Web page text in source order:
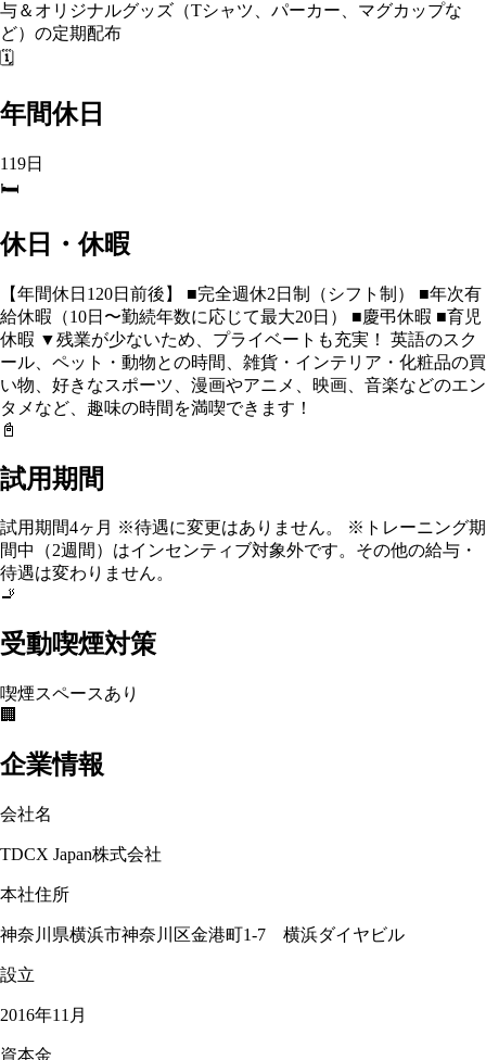
与＆オリジナルグッズ（Tシャツ、パーカー、マグカップな
ど）の定期配布
🗓️
年間休日
119日
🛏️
休日・休暇
【年間休日120日前後】 ■完全週休2日制（シフト制） ■年次有
給休暇（10日〜勤続年数に応じて最大20日） ■慶弔休暇 ■育児
休暇 ▼残業が少ないため、プライベートも充実！ 英語のスク
ール、ペット・動物との時間、雑貨・インテリア・化粧品の買
い物、好きなスポーツ、漫画やアニメ、映画、音楽などのエン
タメなど、趣味の時間を満喫できます！
📓
試用期間
試用期間4ヶ月 ※待遇に変更はありません。 ※トレーニング期
間中（2週間）はインセンティブ対象外です。その他の給与・
待遇は変わりません。
🚬
受動喫煙対策
喫煙スペースあり
🏢
企業情報
会社名
TDCX Japan株式会社
本社住所
神奈川県横浜市神奈川区金港町1‐7 横浜ダイヤビル
設立
2016年11月
資本金